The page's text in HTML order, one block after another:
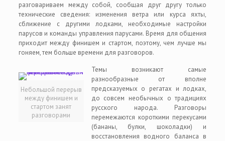
разговариваем между собой, сообщая друг другу только
технические сведения: изменения ветра или курса яхты,
сближение с другими лодками, необходимые настройки
парусов и команды управления парусами. Время для общения
приходит между финишем и стартом, поэтому, чем лучше мы
гоняем, тем больше времени для разговоров.
Небольшой перерыв
между финишем и
стартом занят
разговорами
Темы возникают самые
разнообразные от вполне
предсказуемых о регатах и лодках,
до совсем необычных о традициях
русского народа. Разговоры
перемежаются короткими перекусами
(бананы, булки, шоколадки) и
восстановления водного баланса в